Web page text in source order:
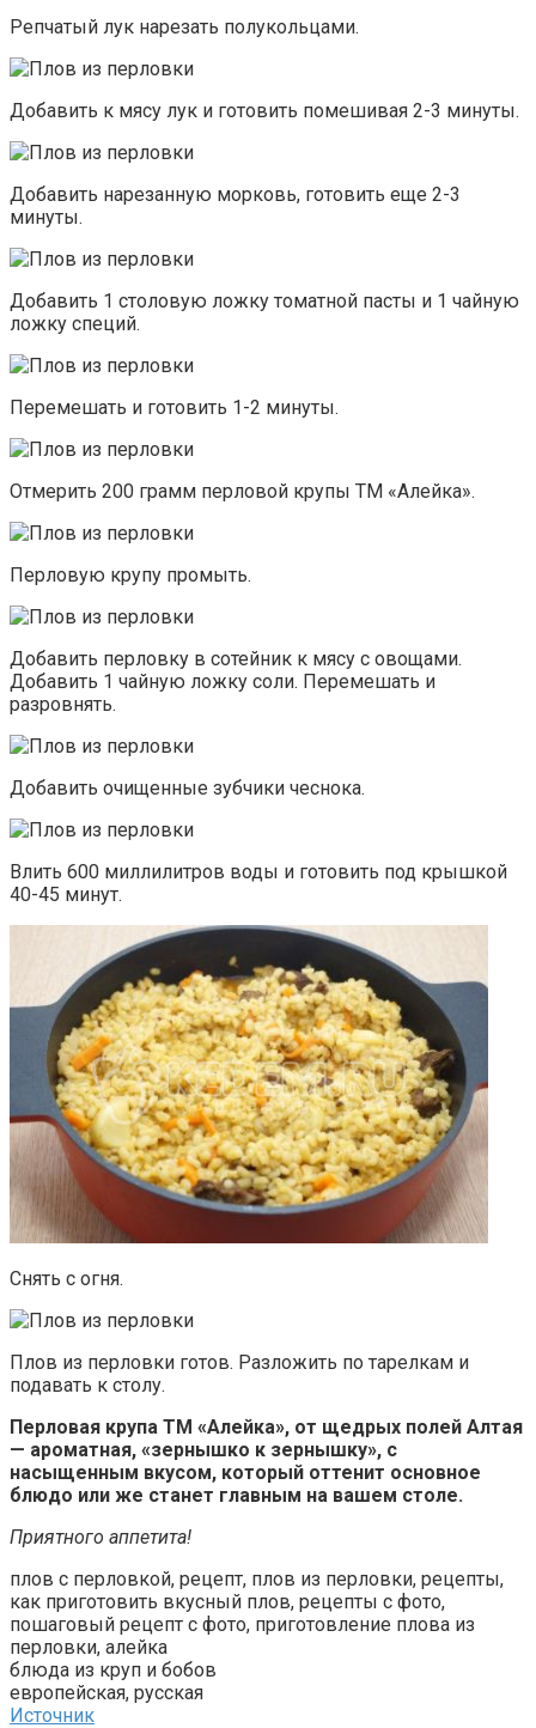
Репчатый лук нарезать полукольцами.
Добавить к мясу лук и готовить помешивая 2-3 минуты.
Добавить нарезанную морковь, готовить еще 2-3
минуты.
Добавить 1 столовую ложку томатной пасты и 1 чайную
ложку специй.
Перемешать и готовить 1-2 минуты.
Отмерить 200 грамм перловой крупы ТМ «Алейка».
Перловую крупу промыть.
Добавить перловку в сотейник к мясу с овощами.
Добавить 1 чайную ложку соли. Перемешать и
разровнять.
Добавить очищенные зубчики чеснока.
Влить 600 миллилитров воды и готовить под крышкой
40-45 минут.
Снять с огня.
Плов из перловки готов. Разложить по тарелкам и
подавать к столу.
Перловая крупа ТМ «Алейка», от щедрых полей Алтая
— ароматная, «зернышко к зернышку», с
насыщенным вкусом, который оттенит основное
блюдо или же станет главным на вашем столе.
Приятного аппетита!
плов с перловкой, рецепт, плов из перловки, рецепты,
как приготовить вкусный плов, рецепты с фото,
пошаговый рецепт с фото, приготовление плова из
перловки, алейка
блюда из круп и бобов
европейская, русская
Источник